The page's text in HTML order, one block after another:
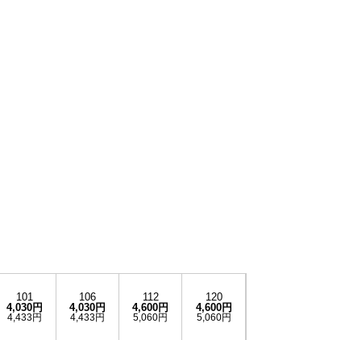
101
4,030円
4,433円
106
4,030円
4,433円
112
4,600円
5,060円
120
4,600円
5,060円